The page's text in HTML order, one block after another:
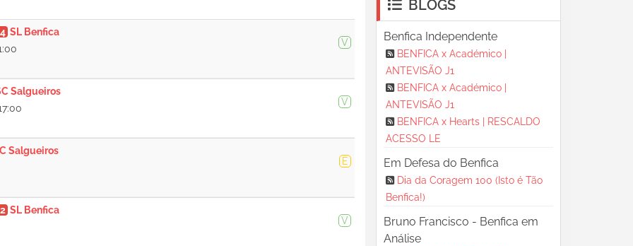
V
4 SL Benfica
V
Salgueiros
E
Salgueiros
V
2 SL Benfica
BLOGS
Benfica Independente
BENFICA x Académico |
ANTEVISÃO J1
BENFICA x Académico |
ANTEVISÃO J1
BENFICA x Hearts | RESCALDO
ACESSO LE
Em Defesa do Benfica
Dia da Coragem 100 (Isto é Tão
Benfica!)
Bruno Francisco - Benfica em
Análise